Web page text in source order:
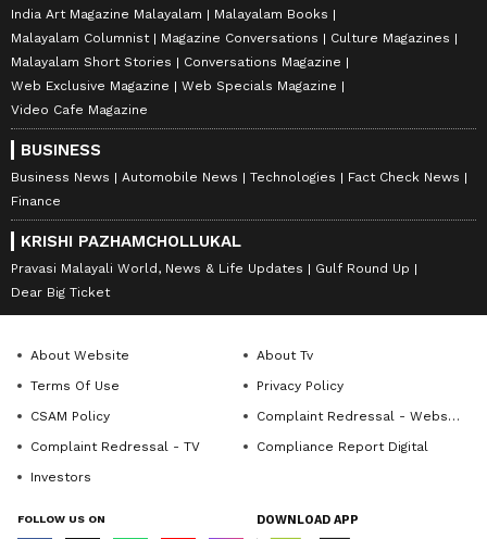
India Art Magazine Malayalam
Malayalam Books
Malayalam Columnist
Magazine Conversations
Culture Magazines
Malayalam Short Stories
Conversations Magazine
Web Exclusive Magazine
Web Specials Magazine
Video Cafe Magazine
BUSINESS
Business News Automobile News Technologies
Fact Check News
Finance
KRISHI PAZHAMCHOLLUKAL
Pravasi Malayali World, News & Life Updates
Gulf Round Up
Dear Big Ticket
About Website
About Tv
Terms Of Use
Privacy Policy
CSAM Policy
Complaint Redressal - Website
Complaint Redressal - TV
Compliance Report Digital
Investors
FOLLOW US ON DOWNLOAD APP